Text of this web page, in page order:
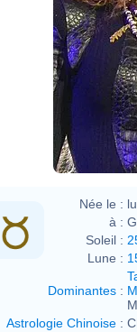
Née le :
à :
Soleil :
Lune :
Dominantes :
Astrologie Chinoise :